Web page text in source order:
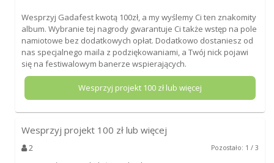
Wesprzyj Gadafest kwotą 100zł, a my wyślemy Ci ten znakomity
album. Wybranie tej nagrody gwarantuje Ci także wstęp na pole
namiotowe bez dodatkowych opłat. Dodatkowo dostaniesz od
nas specjalnego maila z podziękowaniami, a Twój nick pojawi
się na festiwalowym banerze wspierających.
Wesprzyj projekt 100zł lub więcej
Wesprzyj projekt 100 zł lub więcej
2 Pozostało: 1 / 3